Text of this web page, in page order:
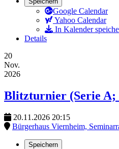
Google Calendar
Yahoo Calendar
In Kalender
Details
20
Nov.
2026
Blitzturnier (Serie A;
20.11.2026 20:15
Bürgerhaus Viernheim,
Speichern